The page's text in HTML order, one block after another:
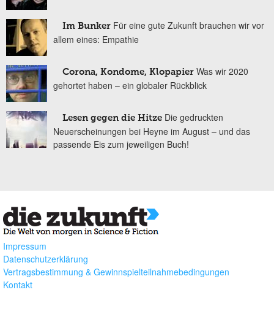
Im Bunker Für eine gute Zukunft brauchen wir vor
allem eines: Empathie
Corona, Kondome, Klopapier Was wir 2020
gehortet haben – ein globaler Rückblick
Lesen gegen die Hitze Die gedruckten
Neuerscheinungen bei Heyne im August – und das
passende Eis zum jeweiligen Buch!
Impressum
Datenschutzerklärung
Vertragsbestimmung & Gewinnspielteilnahmebedingungen
Kontakt